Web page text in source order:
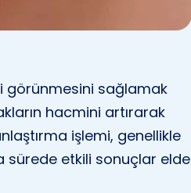
görünmesini sağlamak
hacmini artırarak
işlemi, genellikle
sürede etkili sonuçlar elde